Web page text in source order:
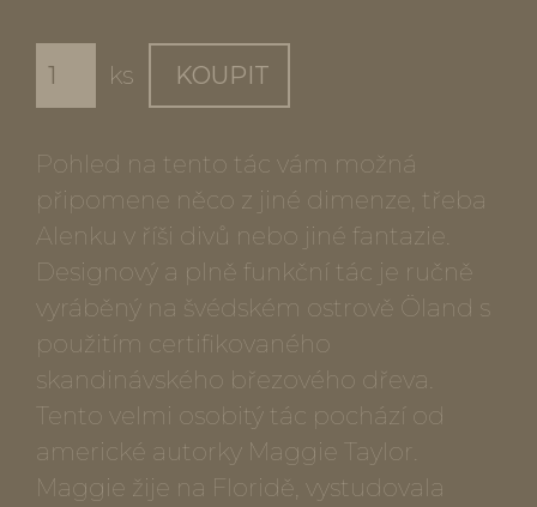
ks KOUPIT
Pohled na tento tác vám možná
připomene něco z jiné dimenze, třeba
Alenku v říši divů nebo jiné fantazie.
Designový a plně funkční tác je ručně
vyráběný na švédském ostrově Öland s
použitím certifikovaného
skandinávského březového dřeva.
Tento velmi osobitý tác pochází od
americké autorky Maggie Taylor.
Maggie žije na Floridě, vystudovala